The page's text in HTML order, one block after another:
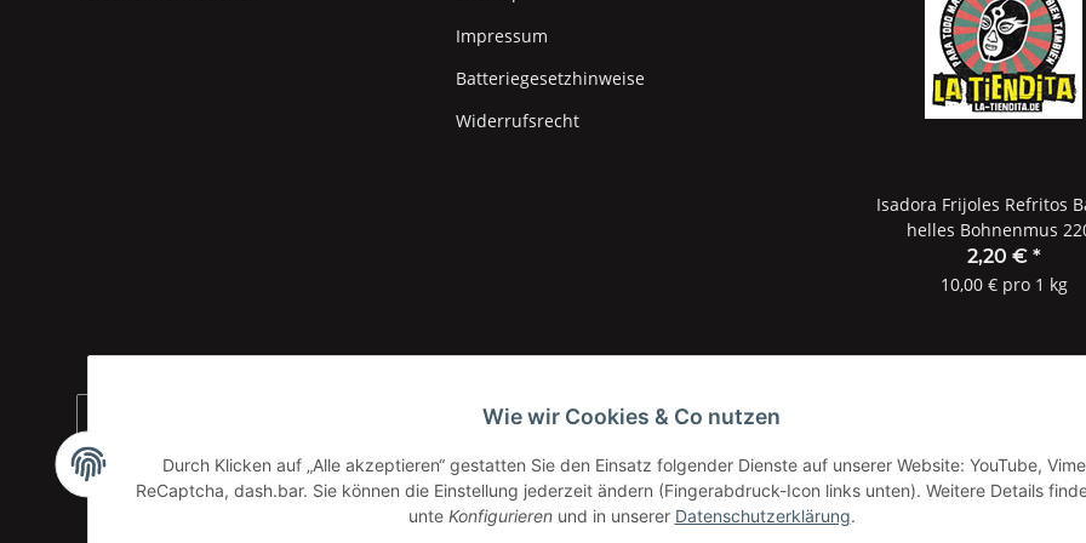
Impressum
Batteriegesetzhinweise
Widerrufsrecht
Isadora Frijoles Refritos
helles Bohnenmus
2,20 € *
10,00 € pro 1 kg
Widerrufsbutton
* Alle Preise inkl. gesetzlicher USt., zzgl.
Wie wir Cookies & Co nutzen
Durch Klicken auf „Alle akzeptieren“ gestatten Sie den Einsatz folgender Dienste auf unserer Website: YouTube,
ReCaptcha, dash.bar. Sie können die Einstellung jederzeit ändern (Fingerabdruck-Icon links unten). Weitere Details
unte Konfigurierenund in unserer Datenschutzerklärung.